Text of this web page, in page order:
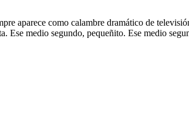
aparece como calambre dramático de
medio segundo, pequeñito. Ese medio